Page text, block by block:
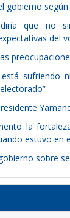
gobierno
que no
del
está sufriendo
la
estuvo en
sobre